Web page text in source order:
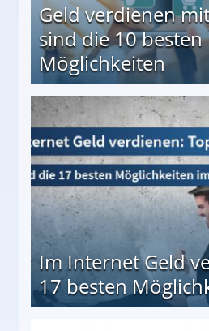
Geld verdienen
sind die 10 besten
Möglichkeiten
besten Möglichkeiten
Im Internet Geld
17 besten